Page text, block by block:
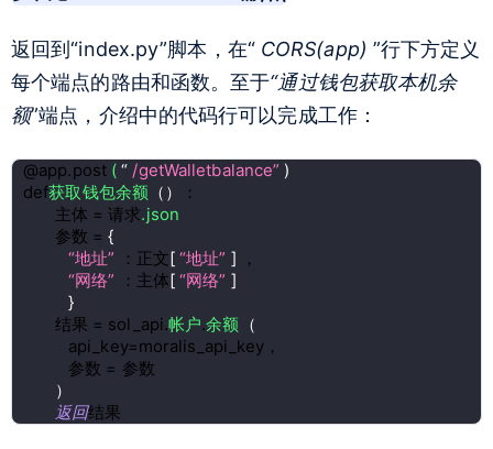
返回到“index.py”脚本，在“ CORS(app) ”行下方定义
每个端点的路由和函数。至于“通过钱包获取本机余
额”端点，介绍中的代码行可以完成工作：
@app.post ( “ /getWalletbalance” )
def获取钱包余额 （ ）
：
主体 = 请求.json
参数 = {
“地址”
：正文[ “地址” ]
，
“网络”
：主体[ “网络” ]
}
结果 = sol_api.帐户.余额 （
api_key=moralis_api_key，
参数 = 参数
）
返回结果